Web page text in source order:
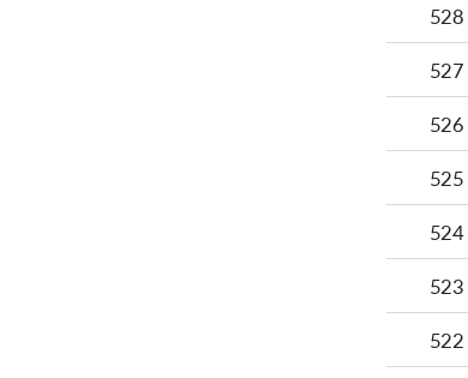
528
527
526
525
524
523
522